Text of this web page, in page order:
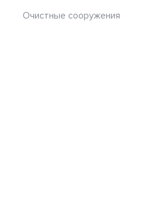
Очистные сооружения